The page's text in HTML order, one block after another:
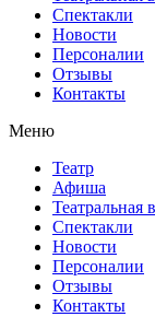
Спектакли
Новости
Персоналии
Отзывы
Контакты
Меню
Театр
Афиша
Театральная
Спектакли
Новости
Персоналии
Отзывы
Контакты